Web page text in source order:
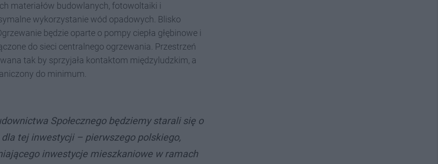
materiałów budowlanych, fotowoltaiki i
wykorzystanie wód opadowych. Blisko
będzie oparte o pompy ciepła głębinowe i
do sieci centralnego ogrzewania. Przestrzeń
tak by sprzyjała kontaktom międzyludzkim, a
do minimum.
Społecznego będziemy starali się o
tej inwestycji – pierwszego polskiego,
inwestycje mieszkaniowe w ramach